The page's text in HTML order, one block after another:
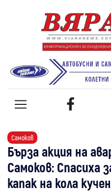
Самоков
Бърза акция на
Самоков: Спасиха
капак на кола